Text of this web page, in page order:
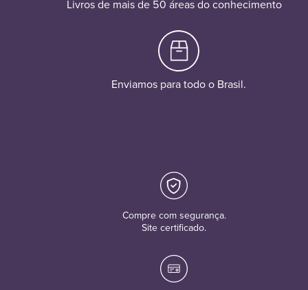
Livros de mais de 50 áreas do conhecimento
Enviamos para todo o Brasil.
Compre com segurança.
Site certificado.